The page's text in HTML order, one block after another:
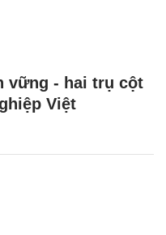
vững - hai trụ cột
Việt